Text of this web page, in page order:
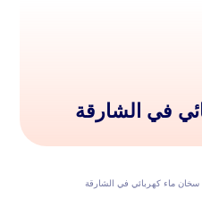
في الشارقة
سخان ماء كهربائي في الشارقة